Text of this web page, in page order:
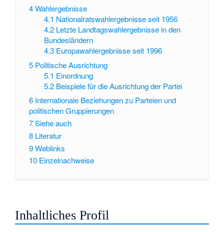
4Wahlergebnisse
4.1 Nationalratswahlergebnisse seit 1956
4.2 Letzte Landtagswahlergebnisse in den
Bundesländern
4.3 Europawahlergebnisse seit 1996
5 Politische Ausrichtung
5.1 Einordnung
5.2 Beispiele für die Ausrichtung der Partei
6 Internationale Beziehungen zu Parteien und
politischen Gruppierungen
7Siehe auch
8 Literatur
9Weblinks
10 Einzelnachweise
Inhaltliches Profil